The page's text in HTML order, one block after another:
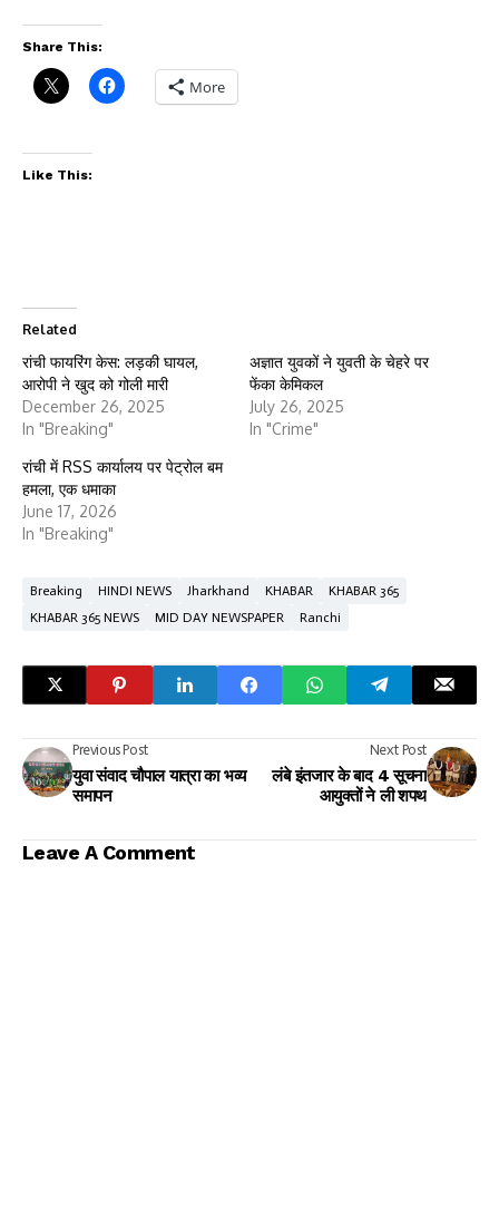
Share This:
More
Like This:
Related
रांची फायरिंग केस: लड़की घायल,
आरोपी ने खुद को गोली मारी
December 26, 2025
In "Breaking"
अज्ञात युवकों ने युवती के चेहरे पर
फेंका केमिकल
July 26, 2025
In "Crime"
रांची में RSS कार्यालय पर पेट्रोल बम
हमला, एक धमाका
June 17, 2026
In "Breaking"
Breaking HINDI NEWS Jharkhand KHABAR
KHABAR 365
KHABAR 365 NEWS
MID DAY NEWSPAPER Ranchi
Previous Post
युवा संवाद चौपाल यात्रा का भव्य
समापन
Next Post
लंबे इंतजार के बाद 4 सूचना
आयुक्तों ने ली शपथ
Leave A Comment